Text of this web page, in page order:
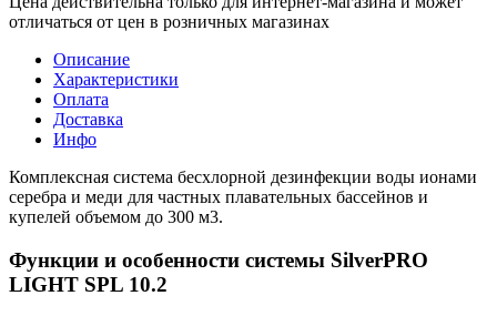
отличаться от цен в розничных магазинах
Описание
Характеристики
Оплата
Доставка
Инфо
Комплексная система бесхлорной дезинфекции воды ионами
серебра и меди для частных плавательных бассейнов и
купелей объемом до 300 м3.
Функции и особенности системы SilverPRO
LIGHT SPL 10.2